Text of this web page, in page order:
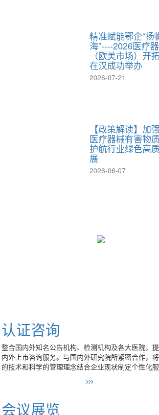
精准赋能鄂企“扬
海”----2026医疗
（欧美市场）开
在汉成功举办
2026-07-21
【政策解读】加
医疗器械有害物
护航行业绿色高
展
2026-06-07
认证咨询
整合国内外知名公告机构、检测机构及各大医院，
内外上市咨询服务。与国内外研究院所紧密合作，
的技术和科学的管理理念结合企业现状制定个性化服
会议展览